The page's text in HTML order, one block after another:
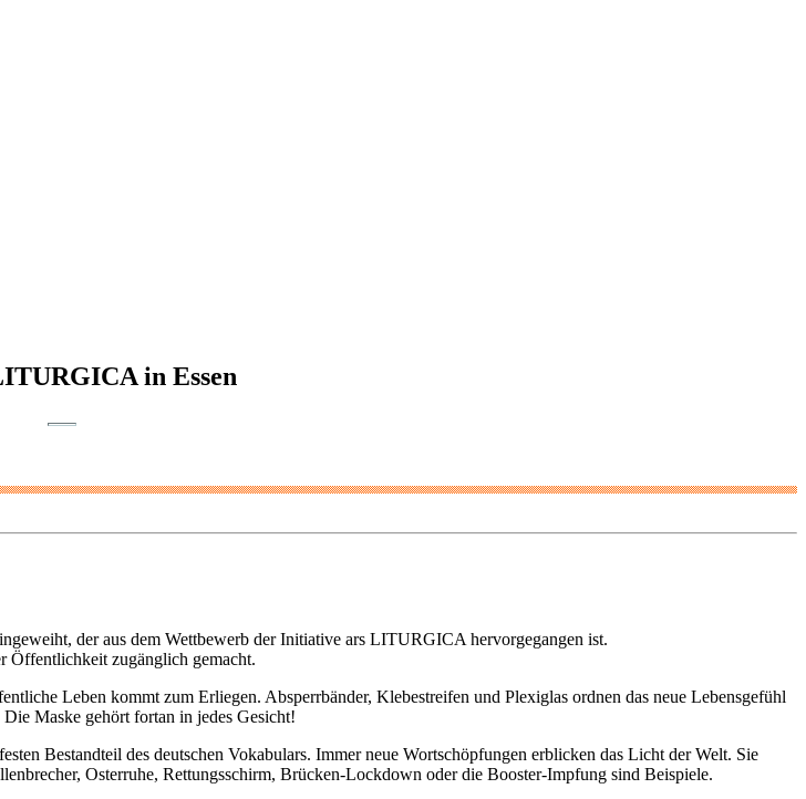
in Essen
der aus dem Wettbewerb der Initiative ars LITURGICA hervorgegangen ist.
Öffentlichkeit zugänglich gemacht.
Leben kommt zum Erliegen. Absperrbänder, Klebestreifen und Plexiglas ordnen das neue Lebensgefühl
Maske gehört fortan in jedes Gesicht!
Bestandteil des deutschen Vokabulars. Immer neue Wortschöpfungen erblicken das Licht der Welt. Sie
Osterruhe, Rettungsschirm, Brücken-Lockdown oder die Booster-Impfung sind Beispiele.